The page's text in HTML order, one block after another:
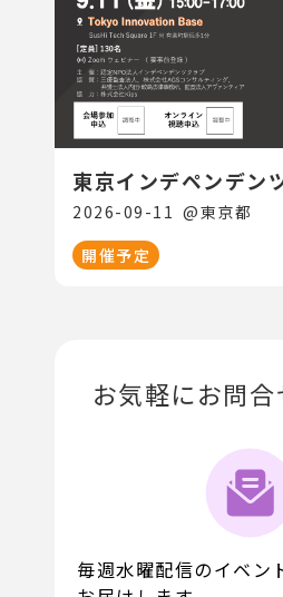
東京インデペンデン
2026-09-11 @東京都
開催予定
お気軽にお問
毎週水曜配信のイベン